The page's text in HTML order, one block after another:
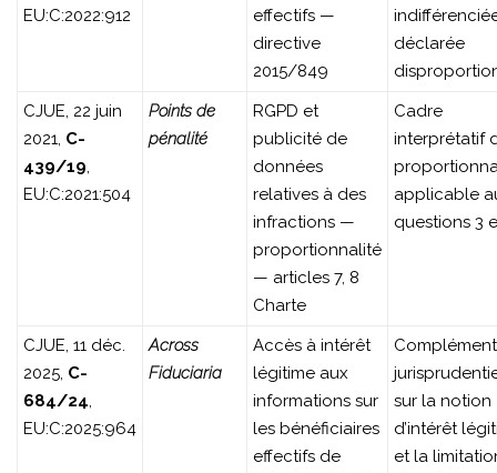
EU:C:2022:912
effectifs —
directive
2015/849
déclarée
CJUE, 22 juin
2021, C-
439/19,
EU:C:2021:504
Points de
pénalité
RGPD et
publicité de
données
relatives à des
infractions —
proportionnalité
— articles 7, 8
Charte
Cadre
interprétatif
applicable
questions 3
CJUE, 11 déc.
2025, C-
684/24,
EU:C:2025:964
Across
Fiduciaria
Accès à intérêt
légitime aux
informations sur
les bénéficiaires
effectifs de
Complément
sur la notion
d’intérêt
et la